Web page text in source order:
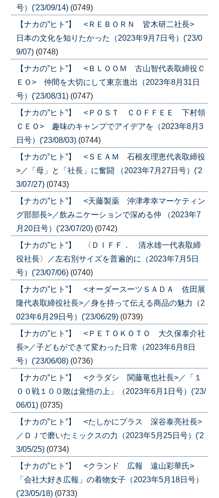
号）('23/09/14) (0749)
【ナカの”ヒト”】 <ＲＥＢＯＲＮ 皆木研二社長>
日本の文化を知りたかった（2023年9月7日号）('23/0
9/07) (0748)
【ナカの”ヒト”】 <ＢＬＯＯＭ 古山智代表取締役Ｃ
ＥＯ> 仲間を大切にして東京進出（2023年8月31日
号）('23/08/31) (0747)
【ナカの”ヒト”】 <ＰＯＳＴ ＣＯＦＦＥＥ 下村領
ＣＥＯ> 趣味のキャンプでアイデアを（2023年8月3
日号）('23/08/03) (0744)
【ナカの”ヒト”】 <ＳＥＡＭ 石根友理恵代表取締役
>／「母」と「社長」に奮闘 （2023年7月27日号）('2
3/07/27) (0743)
【ナカの”ヒト”】 <天藤製薬 沖津孝幸マーケティン
グ部部長>／飲みニケーションで深める仲 （2023年7
月20日号）('23/07/20) (0742)
【ナカの”ヒト”】 〈ＤＩＦＦ． 清水雄一代表取締
役社長〉／左右別サイズを普遍的に（2023年7月5日
号）('23/07/06) (0740)
【ナカの”ヒト”】 <オーダースーツＳＡＤＡ 佐田展
隆代表取締役社長>／身を持って伝える商品の魅力（2
023年6月29日号）('23/06/29) (0739)
【ナカの”ヒト”】 <ＰＥＴＯＫＯＴＯ 大久保泰介社
長>／子どもができて変わった日常（2023年6月8日
号）('23/06/08) (0736)
【ナカの”ヒト”】 <クラダシ 関藤竜也社長>／「１
００戦１００敗は覚悟の上」（2023年6月1日号）('23/
06/01) (0735)
【ナカの”ヒト”】 <たしかにプラス 深谷泰亮社長>
／ＤＪで磨いたミックスの力（2023年5月25日号）('2
3/05/25) (0734)
【ナカの”ヒト”】 <クランド 広報 遠山彩華氏>
「会社大好き広報」の着物女子（2023年5月18日号）
('23/05/18) (0733)